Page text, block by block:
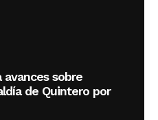
sobre
de Quintero por